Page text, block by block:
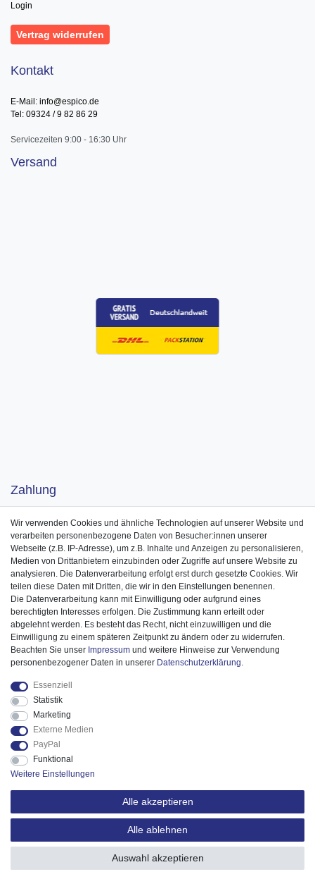
Login
Vertrag widerrufen
Kontakt
E-Mail: info@espico.de
Tel: 09324 / 9 82 86 29
Servicezeiten 9:00 - 16:30 Uhr
Versand
Zahlung
Wir verwenden Cookies und ähnliche Technologien auf unserer Website und
verarbeiten personenbezogene Daten von Besucher:innen unserer
Webseite (z.B. IP-Adresse), um z.B. Inhalte und Anzeigen zu personalisieren,
Medien von Drittanbietern einzubinden oder Zugriffe auf unsere Website zu
analysieren. Die Datenverarbeitung erfolgt erst durch gesetzte Cookies. Wir
teilen diese Daten mit Dritten, die wir in den Einstellungen benennen.
Die Datenverarbeitung kann mit Einwilligung oder aufgrund eines
berechtigten Interesses erfolgen. Die Zustimmung kann erteilt oder
abgelehnt werden. Es besteht das Recht, nicht einzuwilligen und die
Einwilligung zu einem späteren Zeitpunkt zu ändern oder zu widerrufen.
Beachten Sie unser Impressum und weitere Hinweise zur Verwendung
personenbezogener Daten in unserer Daten­schutz­erklärung.
Essenziell
Statistik
Marketing
Externe Medien
PayPal
Funktional
Weitere Einstellungen
Alle akzeptieren
Alle ablehnen
Auswahl akzeptieren